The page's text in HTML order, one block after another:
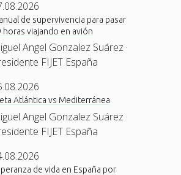
de supervivencia para pasar
horas viajando en avión
Angel Gonzalez Suárez ·
FIJET España
Atlántica vs Mediterránea
Angel Gonzalez Suárez ·
FIJET España
de vida en España por